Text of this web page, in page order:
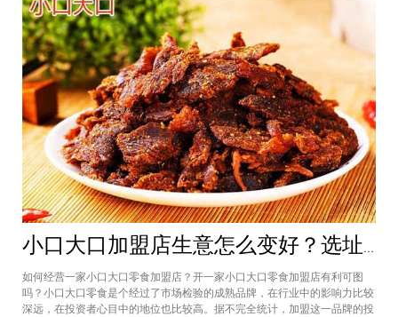
小口大口加盟店生意怎么变好？选址、宣传、质量缺一不可
如何经营一家小口大口零食加盟店？开一家小口大口零食加盟店有利可图
吗？小口大口零食是个经过了市场检验的成熟品牌，在行业中的影响力比较
深远，在投资者心目中的地位也比较高。据不完全统计，加盟这一品牌的投